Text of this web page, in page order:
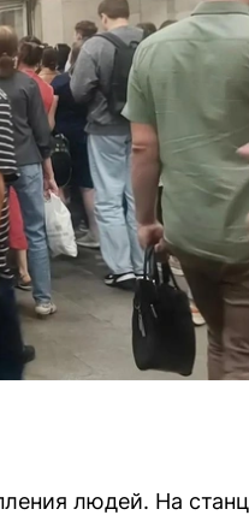
людей. На